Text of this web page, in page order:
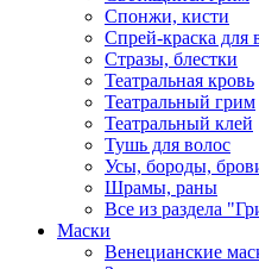
Спонжи, кисти
Спрей-краска для
Стразы, блестки
Театральная кровь
Театральный грим
Театральный клей
Тушь для волос
Усы, бороды,
Шрамы, раны
Все из раздела
Маски
Венецианские